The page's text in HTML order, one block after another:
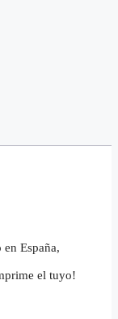
España,
el tuyo!